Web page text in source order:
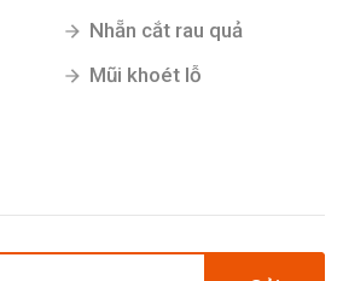
Nhẵn cắt rau quả
Mũi khoét lỗ